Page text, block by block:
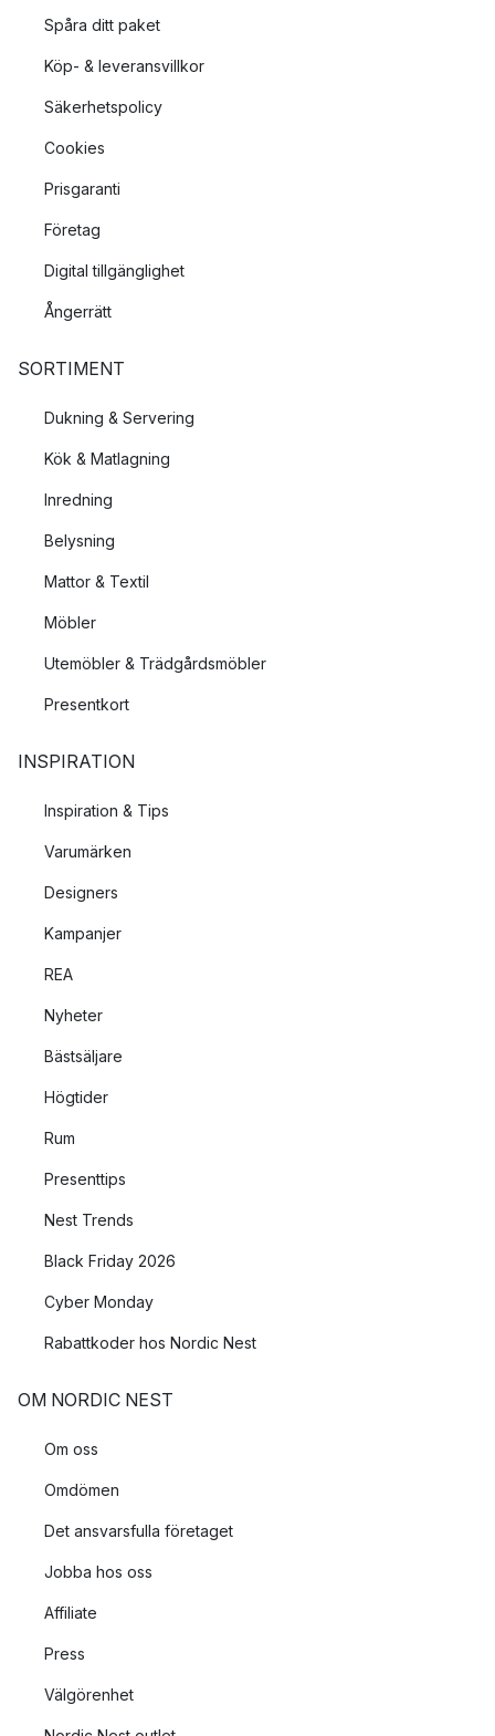
Spåra ditt paket
Köp- & leveransvillkor
Säkerhetspolicy
Cookies
Prisgaranti
Företag
Digital tillgänglighet
Ångerrätt
SORTIMENT
Dukning & Servering
Kök & Matlagning
Inredning
Belysning
Mattor & Textil
Möbler
Utemöbler & Trädgårdsmöbler
Presentkort
INSPIRATION
Inspiration & Tips
Varumärken
Designers
Kampanjer
REA
Nyheter
Bästsäljare
Högtider
Rum
Presenttips
Nest Trends
Black Friday 2026
Cyber Monday
Rabattkoder hos Nordic Nest
OM NORDIC NEST
Om oss
Omdömen
Det ansvarsfulla företaget
Jobba hos oss
Affiliate
Press
Välgörenhet